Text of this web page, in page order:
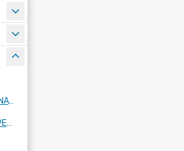
WYBORY UZUPEŁNIAJĄCE DO SENATU RZECZYPOSPOLITEJ POLSKIEJ 2024
WYBORY DO PARLAMENTU EUROPEJSKIEGO 2024